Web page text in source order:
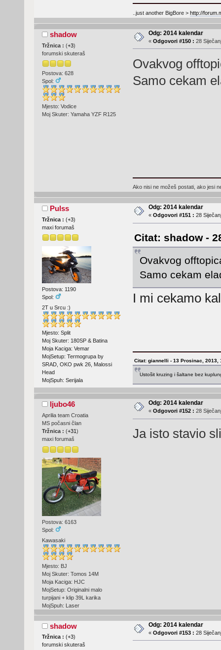
..just another BigBore > http://
shadow
Tržnica : (+3)
forumski skuteraš
Postova: 628
Spol:
Mjesto: Vodice
Moj Skuter: Yamaha YZF R125
Odg: 2014 kalendar
« Odgovori #150 : 28
Ovakvog
Samo cekam
Ako nisi ne možeš postati, ako jesi
Pulss
Tržnica : (+3)
maxi forumaš
Postova: 1190
Spol:
2T u Srcu :)
Mjesto: Split
Moj Skuter: 180SP & Batina
Moja Kaciga: Vemar
MojSetup: Termogrupa by
SRAD, OKO pwk 26, Malossi
Head
MojSpuh: Serijala
Odg: 2014 kalendar
« Odgovori #151 : 28
Citat: shadow -
Ovakvog
Samo cekam
I mi cekamo
Citat: giannelli - 13 Prosinac, 2013,
Ustošit kruzing i šaltane bez
ljubo46
Aprilia team Croatia
MS počasni član
Tržnica : (+31)
maxi forumaš
Postova: 6163
Spol:
Kawasaki
Mjesto: BJ
Moj Skuter: Tomos 14M
Moja Kaciga: HJC
MojSetup: Originalni malo
turpijani + klip 39L karika
MojSpuh: Laser
Odg: 2014 kalendar
« Odgovori #152 : 28
Ja isto stavio
shadow
Tržnica : (+3)
forumski skuteraš
Odg: 2014 kalendar
« Odgovori #153 : 28